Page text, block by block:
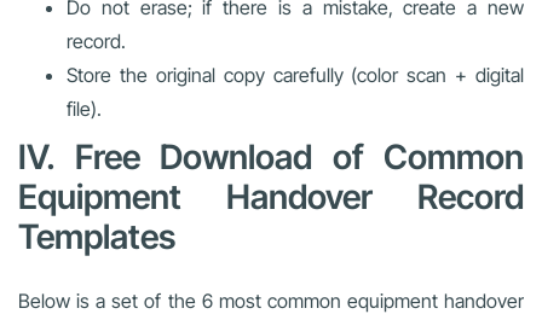
Do not erase; if there is a mistake, create a new
record.
Store the original copy carefully (color scan + digital
file).
IV. Free Download of Common
Equipment Handover Record
Templates
Below is a set of the 6 most common equipment handover